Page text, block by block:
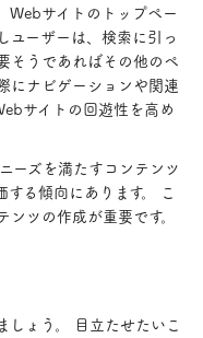
Webサイトのトップペー
ユーザーは、検索に引っ
そうであればその他のペ
にナビゲーションや関連
サイトの回遊性を高め
ーズを満たすコンテンツ
る傾向にあります。 こ
ツの作成が重要です。
しょう。 目立たせたいこ